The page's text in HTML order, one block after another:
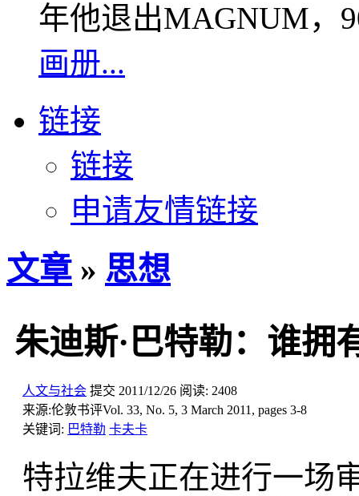
年他退出MAGNUM，
画册...
链接
链接
申请友情链接
文章 » 思想
朱迪斯·巴特勒：谁拥
人文与社会 提交 2011/12/26 阅读: 2408
来源:伦敦书评Vol. 33, No. 5, 3 March 2011, pages 3-8
关键词: 巴特勒 卡夫卡
特拉维夫正在进行一场